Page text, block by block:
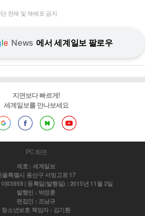
전재 및 재배포 금지
le News 에서 세계일보 팔로우
지면보다 빠르게!
세계일보를 만나보세요
PC 화면
제호 : 세계일보
울특별시 용산구 서빙고로 17
03959 | 등록일(발행일) : 2015년 11월 2일
발행인 : 박정훈
편집인 : 조남규
청소년보호 책임자 : 김기환